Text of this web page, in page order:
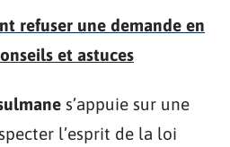
refuser une demande en
et astuces
s’appuie sur une
l’esprit de la loi